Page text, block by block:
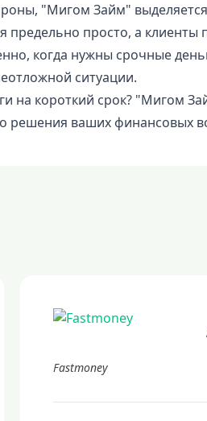
"Мигом Займ"
предельно просто, а
когда нужны срочные
ситуации.
на короткий срок? "Мигом
решения ваших финансовых
Fastmoney